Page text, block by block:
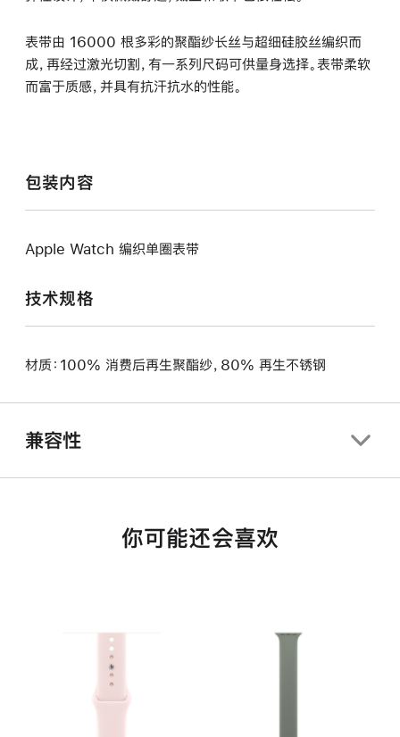
表带由 16000 根多彩的聚酯纱长丝与超细硅胶丝编织而
成，再经过激光切割，有一系列尺码可供量身选择。表带柔软
而富于质感，并具有抗汗抗水的性能。
包装内容
Apple Watch 编织单圈表带
技术规格
材质：100% 消费后再生聚酯纱，80% 再生不锈钢
兼容性
你可能还会喜欢